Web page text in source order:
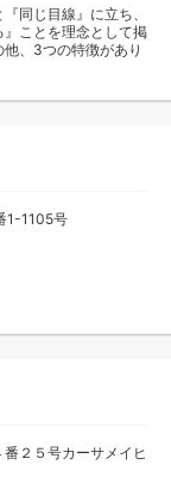
同じ目線』に立ち、
ことを理念として掲
、3つの特徴があり
1-1105号
２５号カーサメイヒ